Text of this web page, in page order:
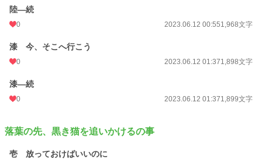
陸―続
0 2023.06.12 00:551,968文字
漆 今、そこへ行こう
0 2023.06.12 01:371,898文字
漆―続
0 2023.06.12 01:371,899文字
落葉の先、黒き猫を追いかけるの事
壱 放っておけばいいのに